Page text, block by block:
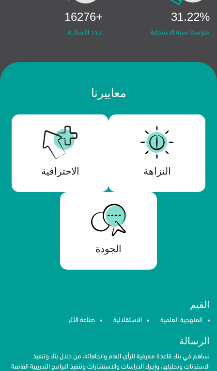
31.22%
متوسط نسبة الاستجابة
+16276
معاييرنا
النزاهة الاحترافية
الجودة
القيم
المنهجية العلمية الاستقلالية صناعة الأثر
الرسالة
نساهم في بناء قاعدة معرفية للرأي العام واتجاهاته، من خلال بناء وتنفيذ
الاستبانات وتحليلها، وإجراء الدراسات والاستشارات وتنفيذ البرامج التدريبية القائمة